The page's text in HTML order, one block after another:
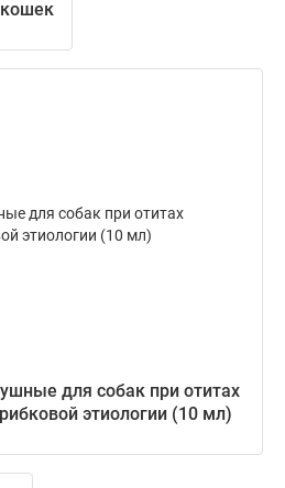
для собак при отитах
этиологии (10 мл)